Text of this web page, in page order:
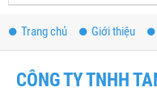
Trang chủ Giới thiệu
CÔNG TY TNHH